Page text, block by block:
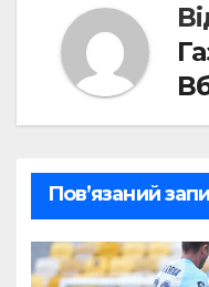
Пов’язаний